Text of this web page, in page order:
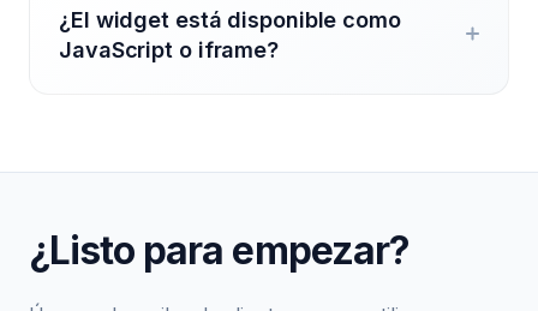
¿El widget está disponible como
JavaScript o iframe?
¿Listo para empezar?